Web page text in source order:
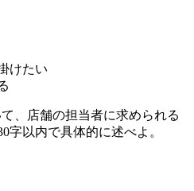
けたい
、店舗の担当者に求められる
字以内で具体的に述べよ。